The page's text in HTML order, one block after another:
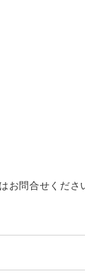
お問合せくださ